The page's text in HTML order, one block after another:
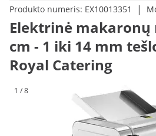
Produkto numeris: EX10013351 |
Elektrinė makaronų
cm - 1 iki 14 mm
Royal Catering
1 / 8